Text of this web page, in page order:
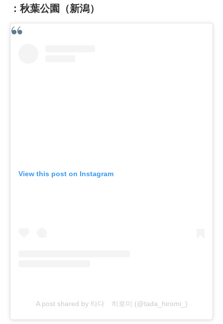
：秋葉公園（新潟）
View this post on Instagram
A post shared by 타다 히로미 (@tada_hiromi_)